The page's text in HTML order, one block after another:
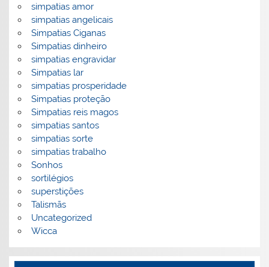
simpatias amor
simpatias angelicais
Simpatias Ciganas
Simpatias dinheiro
simpatias engravidar
Simpatias lar
simpatias prosperidade
Simpatias proteção
Simpatias reis magos
simpatias santos
simpatias sorte
simpatias trabalho
Sonhos
sortilégios
superstições
Talismãs
Uncategorized
Wicca